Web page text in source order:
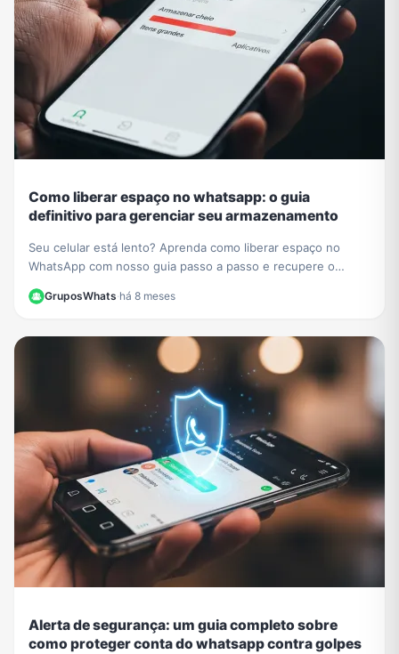
Como liberar espaço no whatsapp: o guia
definitivo para gerenciar seu armazenamento
Seu celular está lento? Aprenda como liberar espaço no
WhatsApp com nosso guia passo a passo e recupere o
desempenho do seu aparelho hoje mesmo.
GruposWhats·há 8 meses
Alerta de segurança: um guia completo sobre
como proteger conta do whatsapp contra golpes